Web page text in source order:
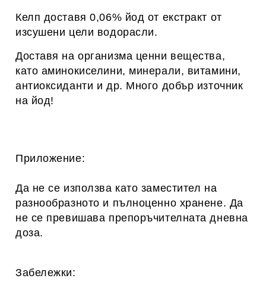
Келп доставя 0,06% йод от екстракт от
изсушени цели водорасли.
Доставя на организма ценни вещества,
като аминокиселини, минерали, витамини,
антиоксиданти и др. Много добър източник
на йод!
Приложение:
Да не се използва като заместител на
разнообразното и пълноценно хранене. Да
не се превишава препоръчителната дневна
доза.
Забележки: